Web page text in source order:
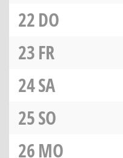
22DO
23FR
24SA
25SO
26MO